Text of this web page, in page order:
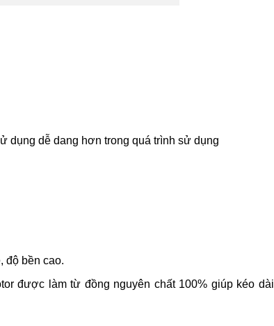
dụng dễ dang hơn trong quá trình sử dụng
độ bền cao.
được làm từ đồng nguyên chất 100% giúp kéo dài